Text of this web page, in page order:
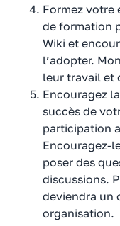
Formez votre
de formation
Wiki et
l’adopter.
leur travail et
Encouragez
succès de
participation
Encouragez-
poser des
discussions.
deviendra un
organisation.